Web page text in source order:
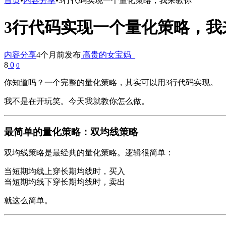
3行代码实现一个量化策略，
内容分享4个月前发布 高贵的女宝妈_
8 0 0
你知道吗？一个完整的量化策略，其实可以用3行代码实现。
我不是在开玩笑。今天我就教你怎么做。
最简单的量化策略：双均线策略
双均线策略是最经典的量化策略。逻辑很简单：
当短期均线上穿长期均线时，买入
当短期均线下穿长期均线时，卖出
就这么简单。